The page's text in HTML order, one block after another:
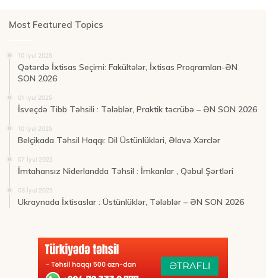
Most Featured Topics
10 İyul 2025
Qətərdə İxtisas Seçimi: Fakültələr, İxtisas Proqramları-ƏN
SON 2026
01 İyul 2025
İsveçdə Tibb Təhsili : Tələblər, Praktik təcrübə – ƏN SON 2026
10 İyul 2025
Belçikada Təhsil Haqqı: Dil Üstünlükləri, Əlavə Xərclər
07 İyul 2025
İmtahansız Niderlandda Təhsil : İmkanlar , Qəbul Şərtləri
03 İyul 2025
Ukraynada İxtisaslar : Üstünlüklər, Tələblər – ƏN SON 2026